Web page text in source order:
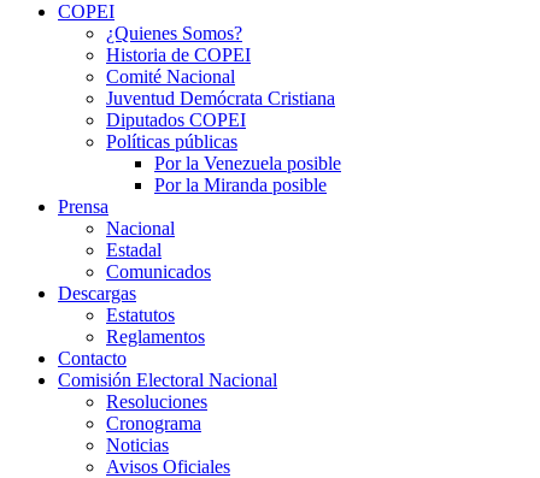
COPEI
¿Quienes Somos?
Historia de COPEI
Comité Nacional
Juventud Demócrata Cristiana
Diputados COPEI
Políticas públicas
Por la Venezuela posible
Por la Miranda posible
Prensa
Nacional
Estadal
Comunicados
Descargas
Estatutos
Reglamentos
Contacto
Comisión Electoral Nacional
Resoluciones
Cronograma
Noticias
Avisos Oficiales